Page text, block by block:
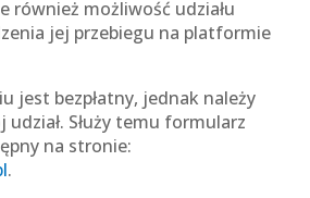
również możliwość udziału
jej przebiegu na platformie
jest bezpłatny, jednak należy
Służy temu formularz
na stronie:
.